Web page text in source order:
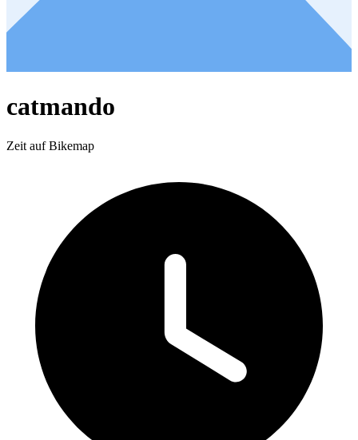
catmando
Zeit auf Bikemap